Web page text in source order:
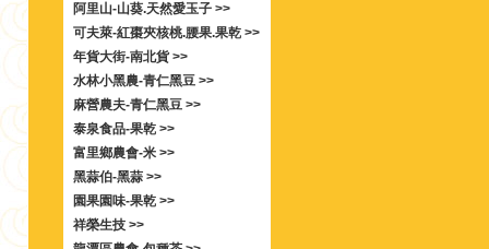
阿里山-山葵.天然愛玉子 >>
可夫萊-紅棗夾核桃.腰果.果乾 >>
年貨大街-南北貨 >>
水林小黑農-青仁黑豆 >>
麻營農夫-青仁黑豆 >>
泰泉食品-果乾 >>
富里鄉農會-米 >>
黑蒜伯-黑蒜 >>
園果園味-果乾 >>
祥榮生技 >>